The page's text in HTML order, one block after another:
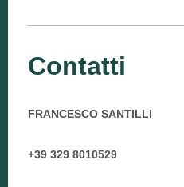
Contatti
FRANCESCO SANTILLI
+39 329 8010529